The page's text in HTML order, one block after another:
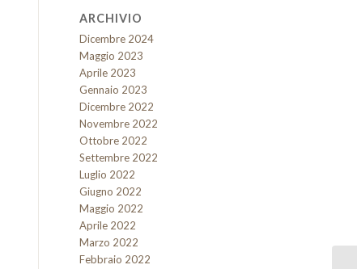
ARCHIVIO
Dicembre 2024
Maggio 2023
Aprile 2023
Gennaio 2023
Dicembre 2022
Novembre 2022
Ottobre 2022
Settembre 2022
Luglio 2022
Giugno 2022
Maggio 2022
Aprile 2022
Marzo 2022
Febbraio 2022